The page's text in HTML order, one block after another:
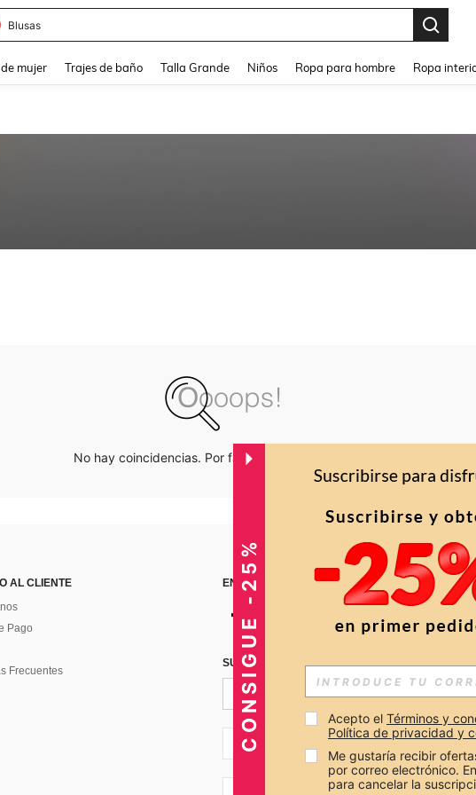
Blusas
mujer Trajes de baño Talla Grande Niños Ropa para hombre Ropa
No hay coincidencias. Por favor inténtalo de nuevo.
AL CLIENTE
Pago
Frecuentes
ENCUÉNTRANOS EN APP
SUSCRÍBETE PARA RECIBIR OFERTAS
CO + 57
CONSIGUE -25% Acepto el Términos y
Política de privacidad y
Me gustaría recibir
por correo electrónico.
para cancelar la